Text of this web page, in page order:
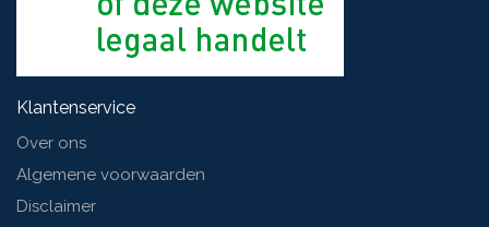
Klantenservice
Over ons
Algemene voorwaarden
Disclaimer